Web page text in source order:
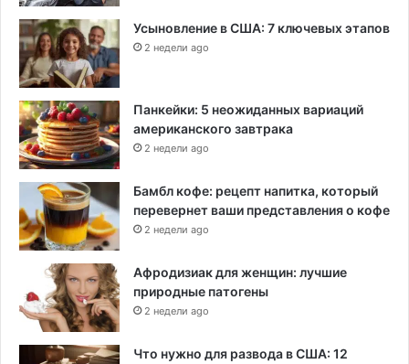
Усыновление в США: 7 ключевых этапов
2 недели ago
Панкейки: 5 неожиданных вариаций
американского завтрака
2 недели ago
Бамбл кофе: рецепт напитка, который
перевернет ваши представления о кофе
2 недели ago
Афродизиак для женщин: лучшие
природные патогены
2 недели ago
Что нужно для развода в США: 12